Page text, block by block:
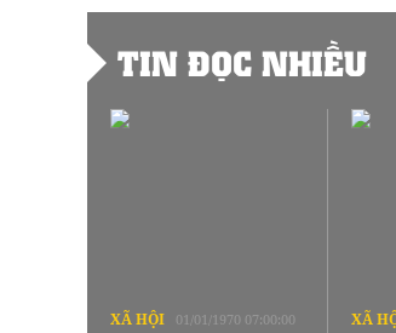
TIN ĐỌC NHIỀU
XÃ HỘI 01/01/1970 07:00:00 XÃ